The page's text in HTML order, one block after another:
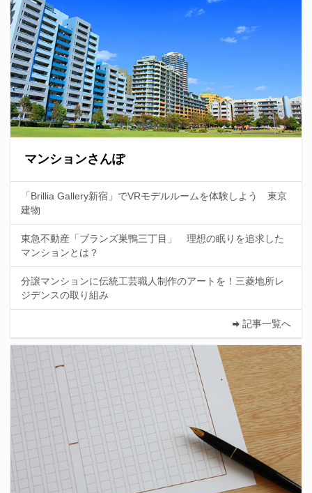
マンションさんぽ
「Brillia Gallery新宿」でVRモデルルームを体験しよう 東京
建物
東急不動産「ブランズ巣鴨三丁目」 理想の眠りを追求した
マンションとは？
分譲マンションに伝統工芸職人制作のアートを！三菱地所レ
ジデンスの取り組み
記事一覧へ